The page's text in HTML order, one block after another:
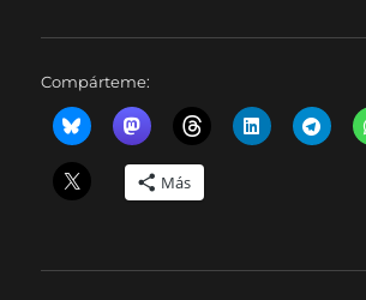
Compárteme:
Más